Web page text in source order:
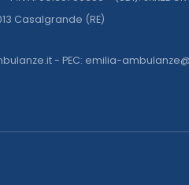
Casalgrande (RE)
- PEC: emilia-